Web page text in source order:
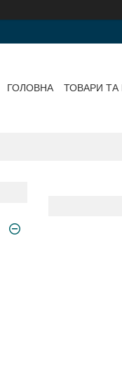
ГОЛОВНА ТОВАРИ ТА